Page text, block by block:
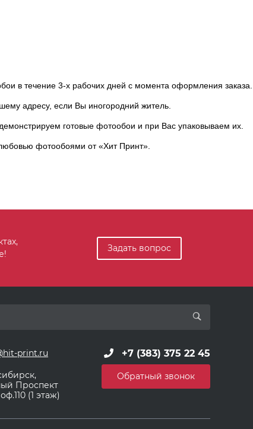
в течение 3-х рабочих дней с момента оформления заказа.
адресу, если Вы иногородний житель.
готовые фотообои и при Вас упаковываем их.
фотообоями от «Хит Принт».
Задать вопрос
print.ru
Проспект
(1 этаж)
+7 (383) 375 22 45
Обратный звонок